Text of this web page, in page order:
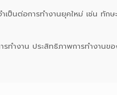
นต่อการทำงานยุคใหม่ เช่น ทัก
ทำงาน ประสิทธิภาพการทำงา